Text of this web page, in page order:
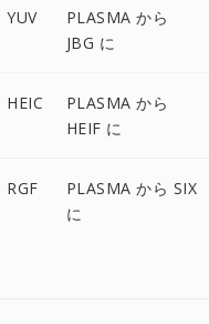
YUV
PLASMA から
JBG に
HEIC
PLASMA から
HEIF に
RGF
PLASMA から SIX
に